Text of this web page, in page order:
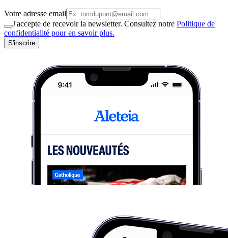
Votre adresse email
J'accepte de recevoir la newsletter. Consultez notre Politique de
confidentialité pour en savoir plus.
S'inscrire